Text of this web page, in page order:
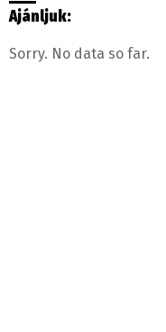
Ajánljuk:
Sorry. No data so far.